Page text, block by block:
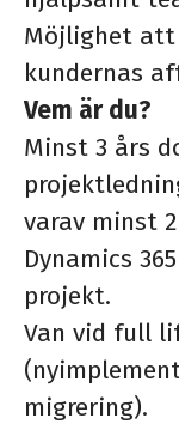
Möjlighet att
kundernas
Vem är du?
Minst 3 års
varav minst
Dynamics
projekt.
Van vid full
migrering).